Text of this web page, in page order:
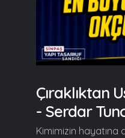
Çıraklıktan
- Serdar
Kimimizin hayatına